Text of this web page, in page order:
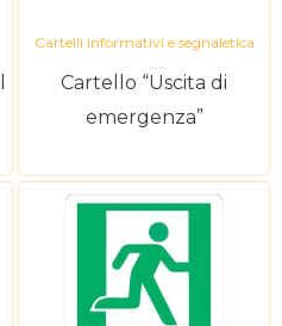
Cartelli informativi e segnaletica
Cartello “Uscita di
emergenza”